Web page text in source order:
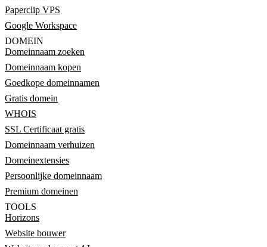
Paperclip VPS
Google Workspace
DOMEIN
Domeinnaam zoeken
Domeinnaam kopen
Goedkope domeinnamen
Gratis domein
WHOIS
SSL Certificaat gratis
Domeinnaam verhuizen
Domeinextensies
Persoonlijke domeinnaam
Premium domeinen
TOOLS
Horizons
Website bouwer